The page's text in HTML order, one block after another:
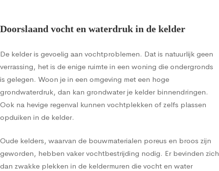
Doorslaand vocht en waterdruk in de kelder
De kelder is gevoelig aan vochtproblemen. Dat is natuurlijk geen
verrassing, het is de enige ruimte in een woning die ondergronds
is gelegen. Woon je in een omgeving met een hoge
grondwaterdruk, dan kan grondwater je kelder binnendringen.
Ook na hevige regenval kunnen vochtplekken of zelfs plassen
opduiken in de kelder.
Oude kelders, waarvan de bouwmaterialen poreus en broos zijn
geworden, hebben vaker vochtbestrijding nodig. Er bevinden zich
dan zwakke plekken in de keldermuren die vocht en water